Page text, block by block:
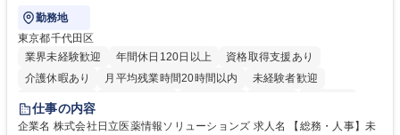
勤務地
東京都千代田区
業界未経験歓迎
年間休日120日以上
資格取得支援あり
介護休暇あり
月平均残業時間20時間以内
未経験者歓迎
住宅手当あり
育休あり
完全週休2日制 交通費支給 土日祝休み 寮・社宅あり
仕事の内容
企業名 株式会社日立医薬情報ソリューションズ 求人名 【総務・人事】未